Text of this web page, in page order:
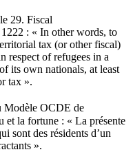
29. Fiscal
: « In other words, to
tax (or other fiscal)
respect of refugees in a
its own nationals, at least
tax ».
Modèle OCDE de
et la fortune : « La présente
sont des résidents d’un
».